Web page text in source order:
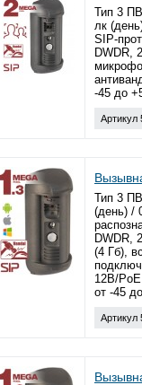
Тип 3
лк
SIP-
DWDR,
-45 до
Артикул
Тип 3
(день) /
DWDR,
(4 Гб),
12В/
от -45
Артикул